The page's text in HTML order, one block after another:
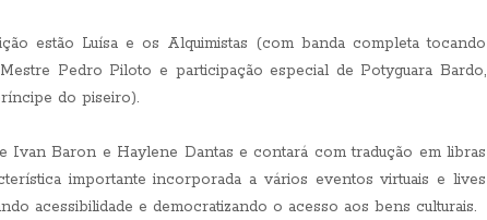
estão Luísa e os Alquimistas (com banda completa tocando
Pedro Piloto e participação especial de Potyguara Bardo,
do piseiro).
Ivan Baron e Haylene Dantas e contará com tradução em libras
importante incorporada a vários eventos virtuais e lives
acessibilidade e democratizando o acesso aos bens culturais.